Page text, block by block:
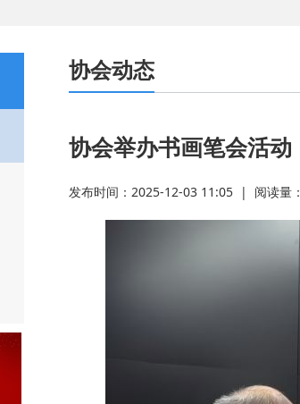
协会动态
协会举办书画笔会活动
发布时间：2025-12-03 11:05 | 阅读量：